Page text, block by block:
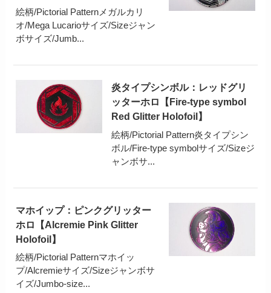
絵柄/Pictorial Patternメガルカリ
オ/Mega Lucarioサイズ/Sizeジャン
ボサイズ/Jumb...
炎タイプシンボル：レッドグリ
ッターホロ【Fire-type symbol
Red Glitter Holofoil】
絵柄/Pictorial Pattern炎タイプシン
ボル/Fire-type symbolサイズ/Sizeジ
ャンボサ...
マホイップ：ピンクグリッター
ホロ【Alcremie Pink Glitter
Holofoil】
絵柄/Pictorial Patternマホイッ
プ/Alcremieサイズ/Sizeジャンボサ
イズ/Jumbo-size...